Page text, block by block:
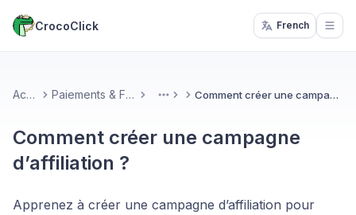
CrocoClick French
Accueil Paiements & Facturation More Comment créer une campagne d’affiliation ?
Comment créer une campagne
d’affiliation ?
Apprenez à créer une campagne d’affiliation pour